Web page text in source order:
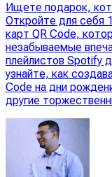
Ищете подарок,
Откройте для себя
карт QR Code,
незабываемые
плейлистов Spotify
узнайте, как
Code на дни
другие